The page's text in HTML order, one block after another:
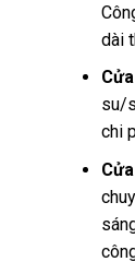
dài
su/
chi